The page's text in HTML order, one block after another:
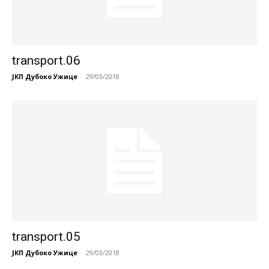
transport.06
ЈКП Дубоко Ужице - 29/03/2018
transport.05
ЈКП Дубоко Ужице - 29/03/2018